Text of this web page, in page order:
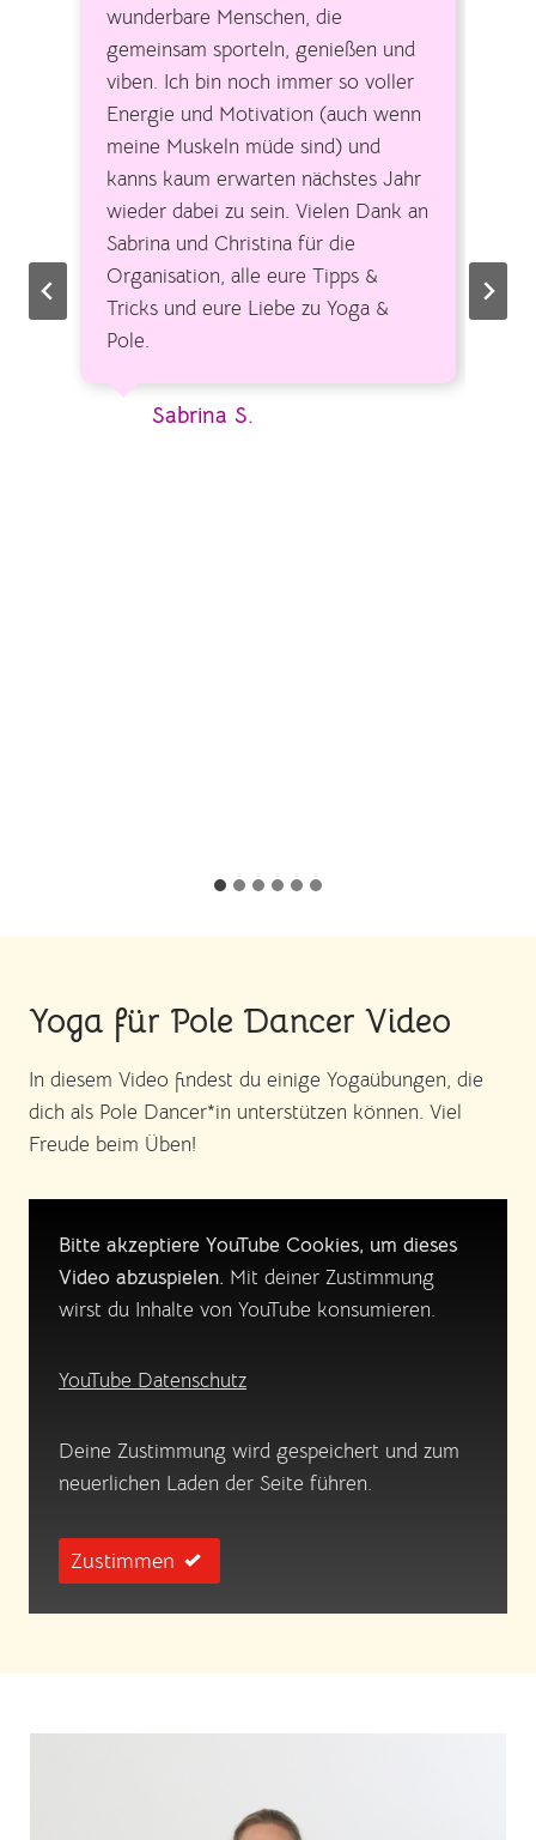
wunderbare Menschen, die
gemeinsam sporteln, genießen und
viben. Ich bin noch immer so voller
Energie und Motivation (auch wenn
meine Muskeln müde sind) und
kanns kaum erwarten nächstes Jahr
wieder dabei zu sein. Vielen Dank an
Sabrina und Christina für die
Organisation, alle eure Tipps &
Tricks und eure Liebe zu Yoga &
Pole.
Sabrina S.
Yoga für Pole Dancer Video
In diesem Video findest du einige Yogaübungen, die
dich als Pole Dancer*in unterstützen können. Viel
Freude beim Üben!
Bitte akzeptiere YouTube Cookies, um dieses
Video abzuspielen. Mit deiner Zustimmung
wirst du Inhalte von YouTube konsumieren.
YouTube Datenschutz
Deine Zustimmung wird gespeichert und zum
neuerlichen Laden der Seite führen.
Zustimmen